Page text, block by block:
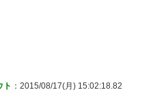
ト ：2015/08/17(月) 15:02:18.82